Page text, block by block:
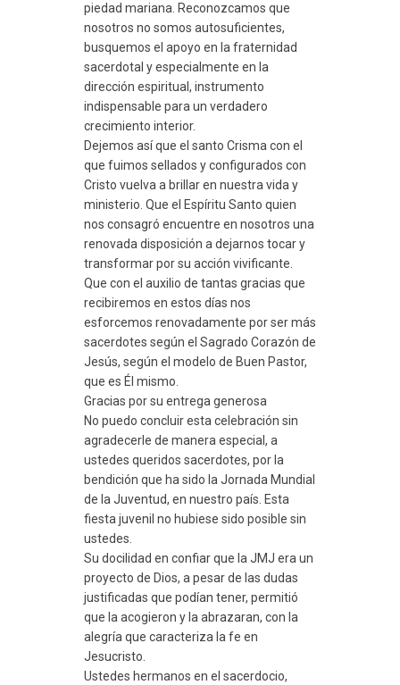
piedad mariana. Reconozcamos que
nosotros no somos autosuficientes,
busquemos el apoyo en la fraternidad
sacerdotal y especialmente en la
dirección espiritual, instrumento
indispensable para un verdadero
crecimiento interior.
Dejemos así que el santo Crisma con el
que fuimos sellados y configurados con
Cristo vuelva a brillar en nuestra vida y
ministerio. Que el Espíritu Santo quien
nos consagró encuentre en nosotros una
renovada disposición a dejarnos tocar y
transformar por su acción vivificante.
Que con el auxilio de tantas gracias que
recibiremos en estos días nos
esforcemos renovadamente por ser más
sacerdotes según el Sagrado Corazón de
Jesús, según el modelo de Buen Pastor,
que es Él mismo.
Gracias por su entrega generosa
No puedo concluir esta celebración sin
agradecerle de manera especial, a
ustedes queridos sacerdotes, por la
bendición que ha sido la Jornada Mundial
de la Juventud, en nuestro país. Esta
fiesta juvenil no hubiese sido posible sin
ustedes.
Su docilidad en confiar que la JMJ era un
proyecto de Dios, a pesar de las dudas
justificadas que podían tener, permitió
que la acogieron y la abrazaran, con la
alegría que caracteriza la fe en
Jesucristo.
Ustedes hermanos en el sacerdocio,